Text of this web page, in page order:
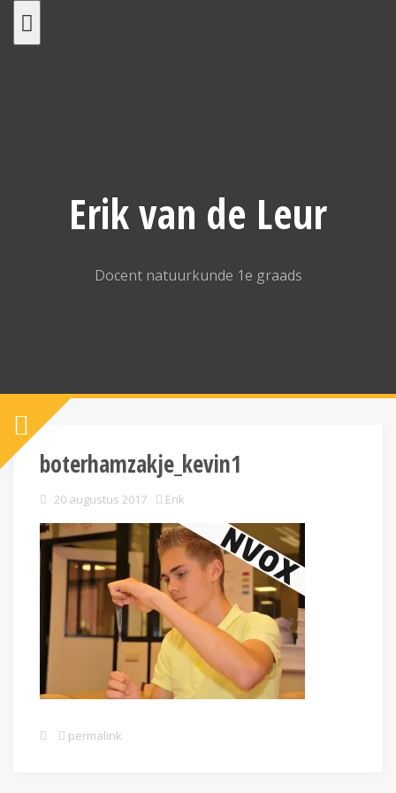
naar
Erik van de Leur
Docent natuurkunde 1e graads
boterhamzakje_kevin1
20 augustus 2017 Erik
permalink